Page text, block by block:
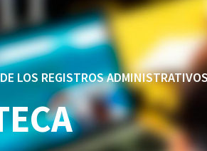
LOS REGISTROS